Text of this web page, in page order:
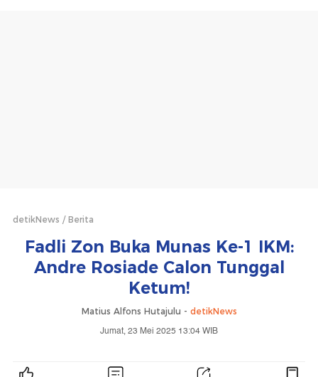
detikNews Berita
Fadli Zon Buka Munas Ke-1 IKM:
Andre Rosiade Calon Tunggal
Ketum!
Matius Alfons Hutajulu - detikNews
Jumat, 23 Mei 2025 13:04 WIB